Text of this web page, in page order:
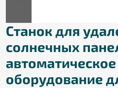
Станок для
солнечных
автоматическое
оборудование